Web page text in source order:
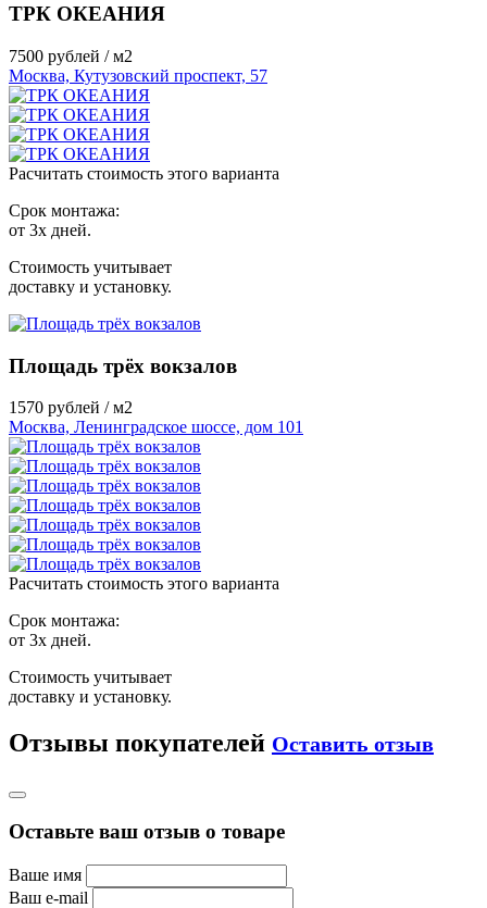
ТРК ОКЕАНИЯ
7500 рублей / м2
Москва, Кутузовский проспект, 57
Расчитать стоимость этого варианта
Срок монтажа:
от 3х дней.
Стоимость учитывает
доставку и установку.
Площадь трёх вокзалов
1570 рублей / м2
Москва, Ленинградское шоссе, дом 101
Расчитать стоимость этого варианта
Срок монтажа:
от 3х дней.
Стоимость учитывает
доставку и установку.
Отзывы покупателей Оставить отзыв
Оставьте ваш отзыв о товаре
Ваше имя
Ваш e-mail